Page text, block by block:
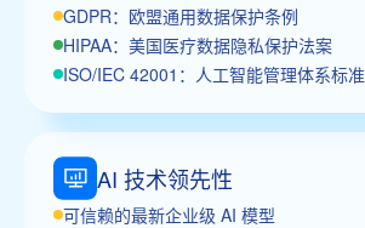
GDPR：欧盟通用数据保护条例
HIPAA：美国医疗数据隐私保护法案
ISO/IEC 42001：人工智能管理体系标准
AI 技术领先性
可信赖的最新企业级 AI 模型